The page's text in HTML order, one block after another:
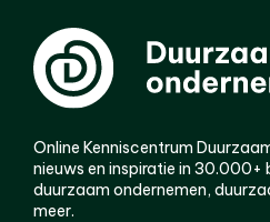
Online Kenniscentrum
nieuws en inspiratie in 30.000+
duurzaam ondernemen,
meer.